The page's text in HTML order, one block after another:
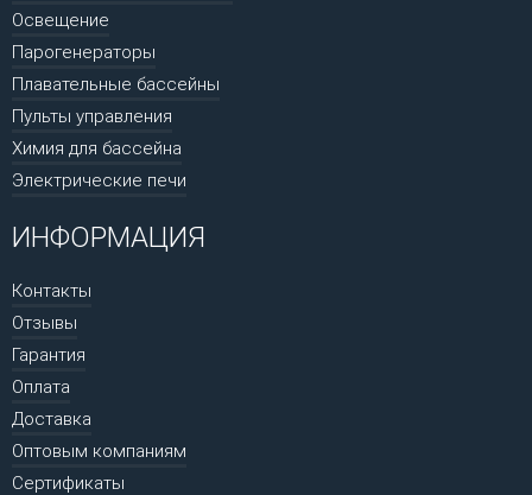
Освещение
Парогенераторы
Плавательные бассейны
Пульты управления
Химия для бассейна
Электрические печи
ИНФОРМАЦИЯ
Контакты
Отзывы
Гарантия
Оплата
Доставка
Оптовым компаниям
Сертификаты